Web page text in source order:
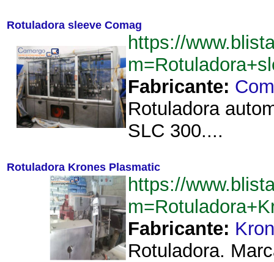
Rotuladora sleeve Comag
https://
Fabricante:
Rotuladora
SLC 300....
Rotuladora Krones Plasmatic
https://
Fabricante:
Rotuladora.